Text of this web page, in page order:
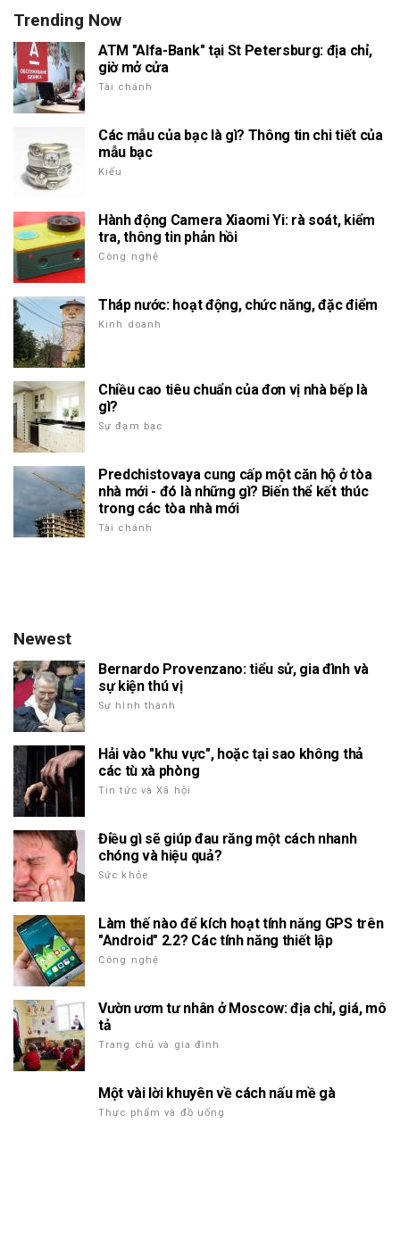
Trending Now
ATM "Alfa-Bank" tại St Petersburg: địa chỉ,
giờ mở cửa
Tài chánh
Các mẫu của bạc là gì? Thông tin chi tiết của
mẫu bạc
Kiểu
Hành động Camera Xiaomi Yi: rà soát, kiểm
tra, thông tin phản hồi
Công nghệ
Tháp nước: hoạt động, chức năng, đặc điểm
Kinh doanh
Chiều cao tiêu chuẩn của đơn vị nhà bếp là
gì?
Sự đạm bạc
Predchistovaya cung cấp một căn hộ ở tòa
nhà mới - đó là những gì? Biến thể kết thúc
trong các tòa nhà mới
Tài chánh
Newest
Bernardo Provenzano: tiểu sử, gia đình và
sự kiện thú vị
Sự hình thành
Hải vào "khu vực", hoặc tại sao không thả
các tù xà phòng
Tin tức và Xã hội
Điều gì sẽ giúp đau răng một cách nhanh
chóng và hiệu quả?
Sức khỏe
Làm thế nào để kích hoạt tính năng GPS trên
"Android" 2.2? Các tính năng thiết lập
Công nghệ
Vườn ươm tư nhân ở Moscow: địa chỉ, giá, mô
tả
Trang chủ và gia đình
Một vài lời khuyên về cách nấu mề gà
Thực phẩm và đồ uống